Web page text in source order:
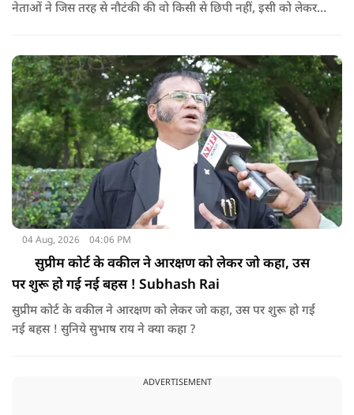
नेताओं ने जिस तरह से नौटंकी की वो किसी से छिपी नहीं, इसी को लेकर
04 Aug, 2026 04:06 PM
सुप्रीम कोर्ट के वकील ने आरक्षण को लेकर जो कहा, उस
पर शुरू हो गई नई बहस ! Subhash Rai
सुप्रीम कोर्ट के वकील ने आरक्षण को लेकर जो कहा, उस पर शुरू हो गई
नई बहस ! सुनिये सुभाष राय ने क्या कहा ?
ADVERTISEMENT